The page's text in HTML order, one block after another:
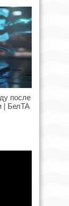
после
| БелТА